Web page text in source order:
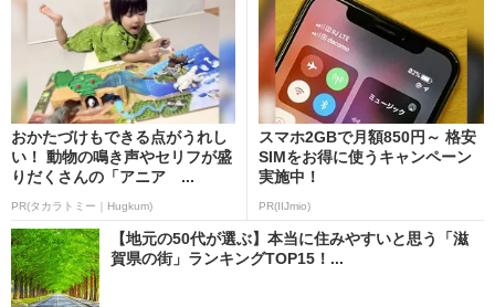
おかたづけもできる点がうれし
い！ 動物の鳴き声やセリフが盛
りだくさんの「アニア ...
PR(タカラトミー｜Hugkum)
スマホ2GBで月額850円～ 格安
SIMをお得に使うキャンペーン
実施中！
PR(IIJmio)
【地元の50代が選ぶ】本当に住みやすいと思う「滋
賀県の街」ランキングTOP15！...